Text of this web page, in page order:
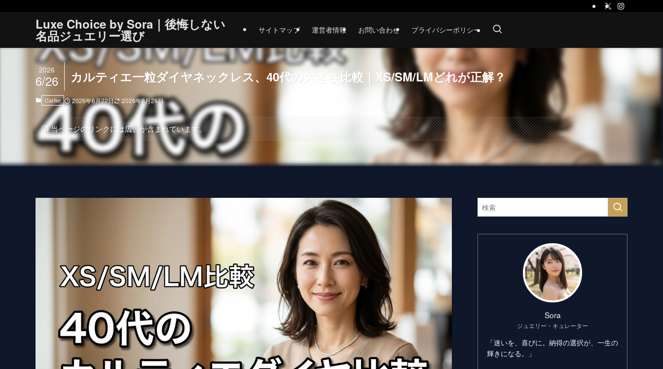
Luxe Choice by Sora｜後悔しない
名品ジュエリー選び サイトマップ 運営者情報 お問い合わせ プライバシーポリシー
カルティエ一粒ダイヤネックレス、40代の大きさ比較｜XS/SM/LMどれが正解？
2026
6/26
Cartier 2026年6月22日 2026年6月26日
当ページのリンクには広告が含まれています。
Sora
ジュエリー・キュレーター
「迷いを、喜びに。納得の選択が、一生の
輝きになる。」